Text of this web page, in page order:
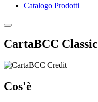
Catalogo Prodotti
CartaBCC Classic
Cos'è